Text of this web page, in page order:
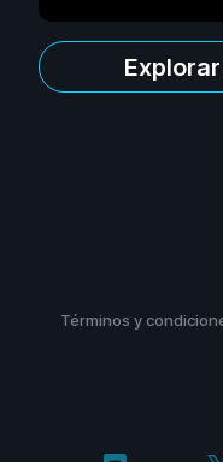
Términos y